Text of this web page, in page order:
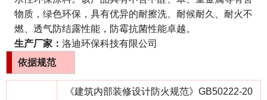
物质，绿色环保，具有优异的耐擦洗、耐候耐久、耐火不
燃、透气防结露性能，防霉抗菌性能卓越。
生产厂家： 洛迪环保科技有限公司
依据规范
《建筑内部装修设计防火规范》GB50222-20